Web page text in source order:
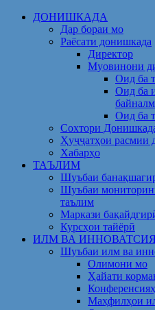
Skip
ДОНИШКАДА
Дар бораи мо
Раёсати донишкада
Директор
Муовинони
Оид ба
Оид ба
Оид ба
Сохтори
Ҳуҷҷатҳои расмии
Хабарҳо
ТАЪЛИМ
Шуъбаи
Шуъбаи
таълим
Маркази
Курсҳои тайёрӣ
ИЛМ ВА ИННОВАТСИЯ
Шуъбаи илм ва
Олимони мо
Ҳайати
Маҳфилҳои